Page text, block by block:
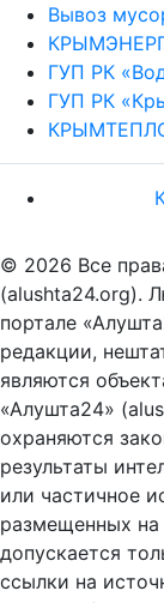
Вывоз
ГУП РК
ГУП РК
© 2026 Все
(alushta24.org).
портале
редакции,
являются
«Алушта24»
охраняются
результаты
или частичное
размещенных на
допускается
ссылки на